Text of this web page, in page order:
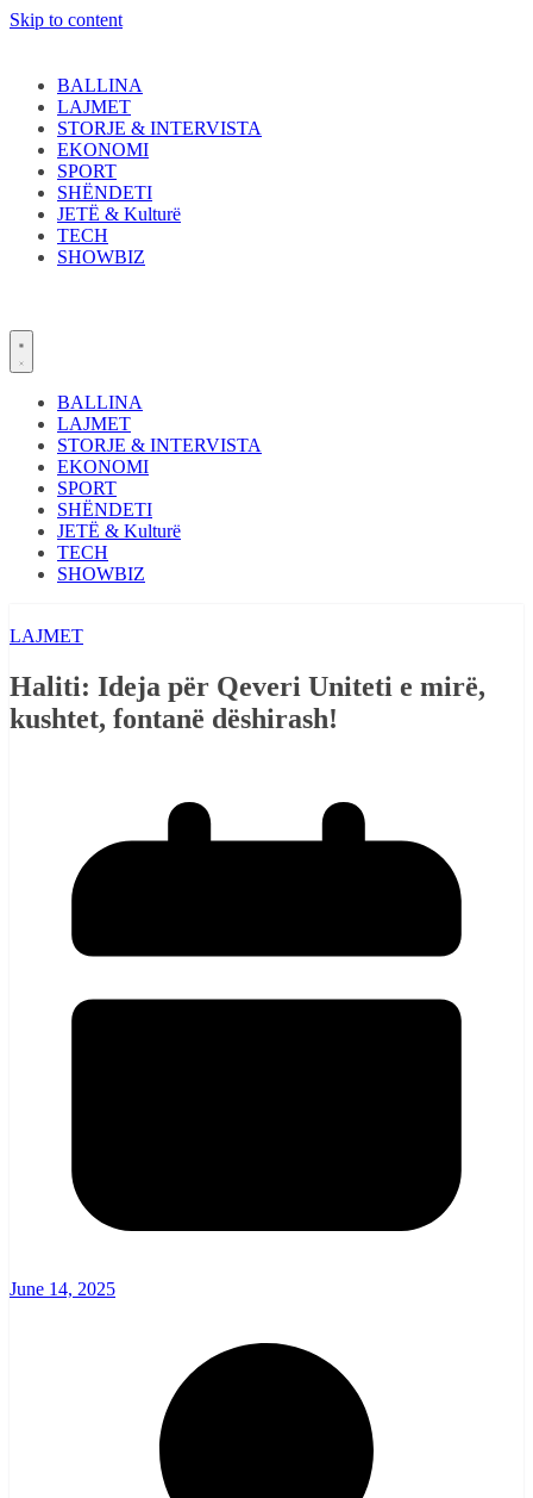
Skip to content
BALLINA
LAJMET
STORJE & INTERVISTA
EKONOMI
SPORT
SHËNDETI
JETË & Kulturë
TECH
SHOWBIZ
BALLINA
LAJMET
STORJE & INTERVISTA
EKONOMI
SPORT
SHËNDETI
JETË & Kulturë
TECH
SHOWBIZ
LAJMET
Haliti: Ideja për Qeveri Uniteti e mirë,
kushtet, fontanë dëshirash!
June 14, 2025